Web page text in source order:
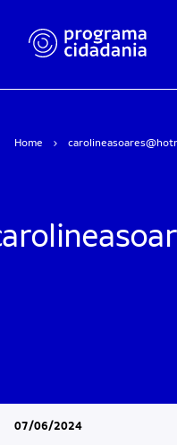
Home
07/06/2024